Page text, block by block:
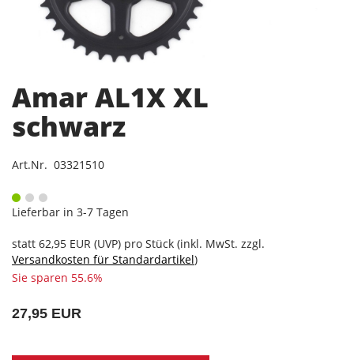
Amar AL1X XL
schwarz
Art.Nr. 03321510
Lieferbar in 3-7 Tagen
statt 62,95 EUR (UVP) pro Stück (inkl. MwSt. zzgl.
Versandkosten für Standardartikel)
Sie sparen 55.6%
27,95 EUR